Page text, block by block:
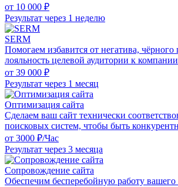
от 10 000 ₽
Результат через 1 неделю
SERM
Помогаем избавится от негатива,
лояльность целевой аудитории к компании
от 39 000 ₽
Результат через 1 месяц
Оптимизация сайта
Сделаем ваш сайт технически
поисковых систем, чтобы быть
от 3000 ₽/Час
Результат через 3 месяца
Сопровождение сайта
Обеспечим бесперебойную работу